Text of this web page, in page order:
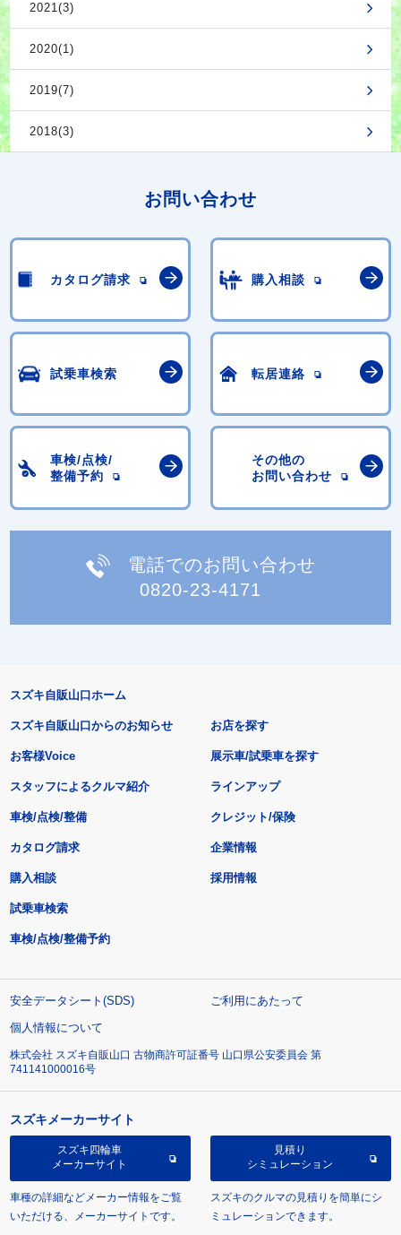
2021(3)
2020(1)
2019(7)
2018(3)
お問い合わせ
カタログ請求 購入相談
試乗車検索 転居連絡
車検/点検/
整備予約
その他の
お問い合わせ
電話でのお問い合わせ
0820-23-4171
スズキ自販山口ホーム
スズキ自販山口からのお知らせ
お客様Voice
スタッフによるクルマ紹介
お店を探す
展示車/試乗車を探す
ラインアップ
車検/点検/整備 クレジット/保険
カタログ請求
購入相談
試乗車検索
車検/点検/整備予約
企業情報
採用情報
安全データシート(SDS)
ご利用にあたって
個人情報について
株式会社 スズキ自販山口 古物商許可証番号 山口県公安委員会 第
741141000016号
スズキメーカーサイト
スズキ四輪車
メーカーサイト
車種の詳細などメーカー情報をご覧
いただける、メーカーサイトです。
見積り
シミュレーション
スズキのクルマの見積りを簡単にシ
ミュレーションできます。